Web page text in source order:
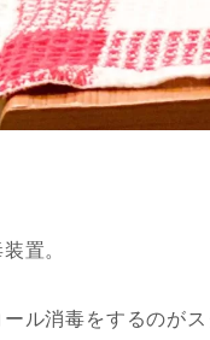
置。
ル消毒をするのが